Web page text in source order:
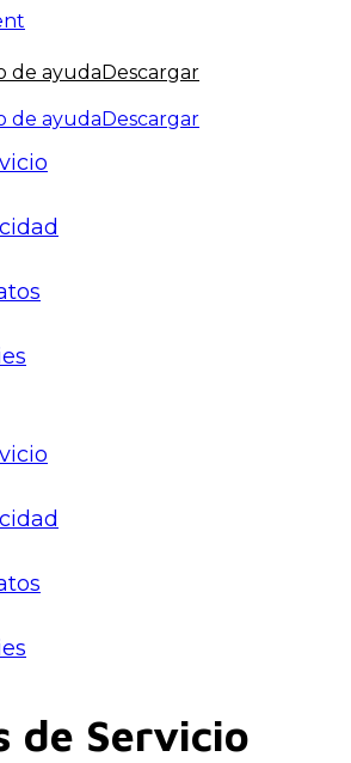
de ayudaDescargar
de ayudaDescargar
de Servicio